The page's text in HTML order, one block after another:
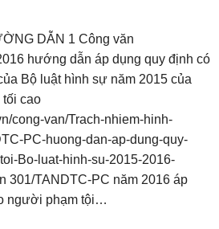
DẪN 1 Công văn
hướng dẫn áp dụng quy định có
Bộ luật hình sự năm 2015 của
tối cao
cong-van/Trach-nhiem-hinh-
PC-huong-dan-ap-dung-quy-
Bo-luat-hinh-su-2015-2016-
301/TANDTC-PC năm 2016 áp
người phạm tội…